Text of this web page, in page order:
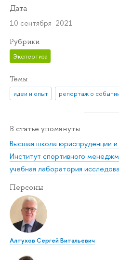
Дата
10 сентября 2021
Рубрики
Экспертиза
Темы
идеи и опыт репортаж о
В статье упомянуты
Высшая школа юриспруденции
Институт спортивного
учебная лаборатория
Персоны
Алтухов Сергей Витальевич